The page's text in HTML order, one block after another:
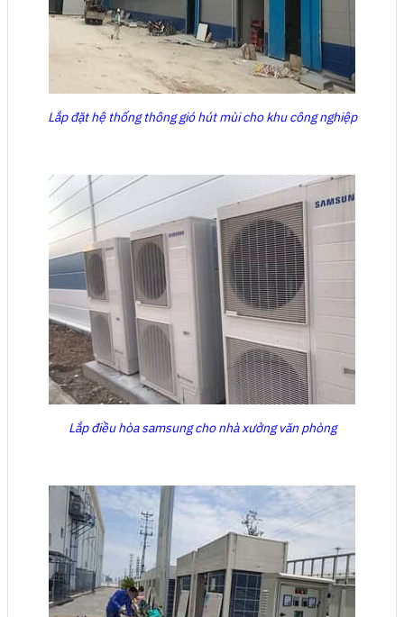
Lắp đặt hệ thống thông gió hút mùi cho khu công nghiệp
Lắp điều hòa samsung cho nhà xưởng văn phòng